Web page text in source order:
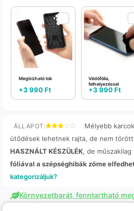
Megbízható tok
+3 990Ft
Védőfólia,
felhelyezéssel
+3 990Ft
ÁLLAPOT:
Mélyebb
ütődések lehetnek rajta, de nem
HASZNÁLT KÉSZÜLÉK, de műszakilag
fóliával a szépséghibák zöme
kategorizáljuk?
Környezetbarát, fenntartható